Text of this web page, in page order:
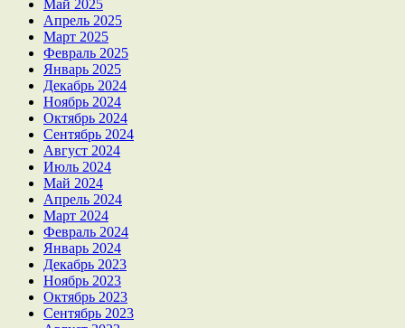
Май 2025
Апрель 2025
Март 2025
Февраль 2025
Январь 2025
Декабрь 2024
Ноябрь 2024
Октябрь 2024
Сентябрь 2024
Август 2024
Июль 2024
Май 2024
Апрель 2024
Март 2024
Февраль 2024
Январь 2024
Декабрь 2023
Ноябрь 2023
Октябрь 2023
Сентябрь 2023